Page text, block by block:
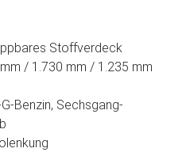
Stoffverdeck
/ 1.730 mm / 1.235 mm
Benzin, Sechsgang-